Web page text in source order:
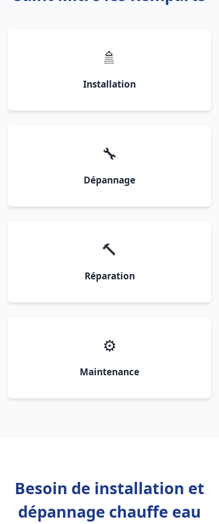
🚿
Installation
🔧
Dépannage
🔨
Réparation
⚙️
Maintenance
Besoin de installation et
dépannage chauffe eau